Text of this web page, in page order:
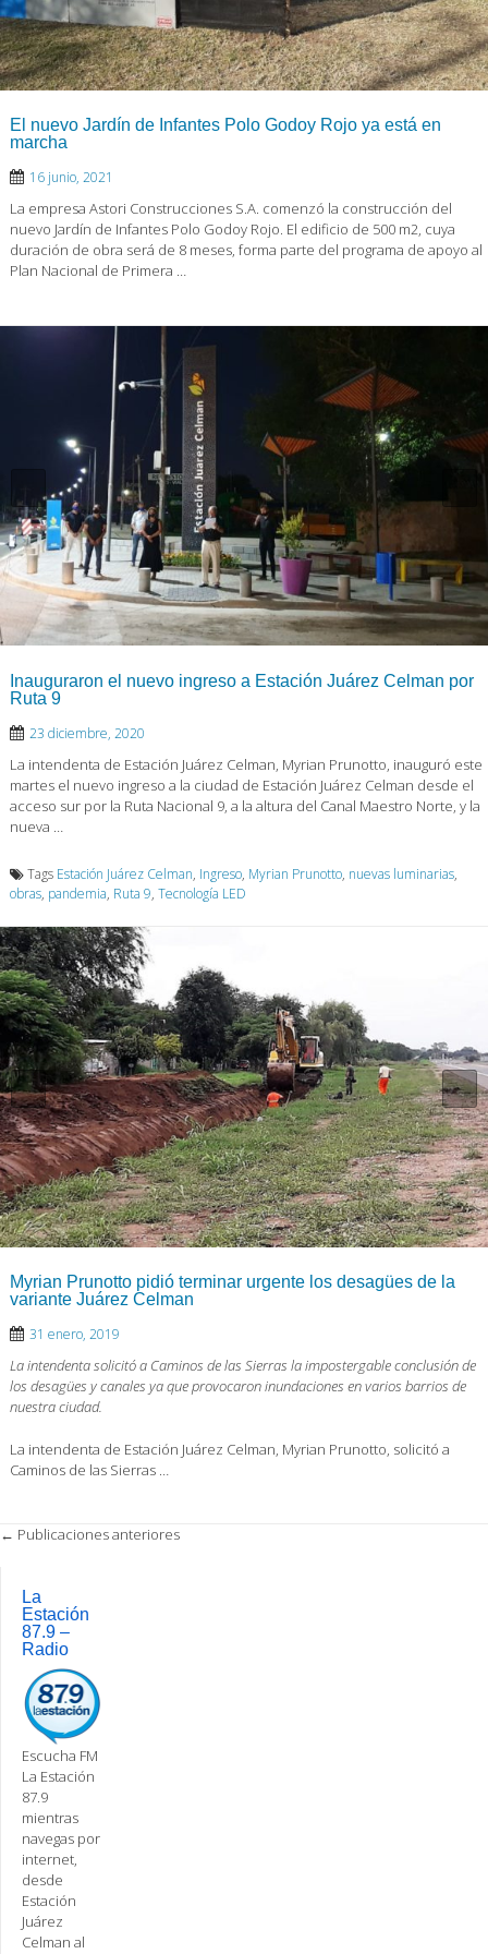
El nuevo Jardín de Infantes Polo Godoy Rojo ya está en
marcha
16 junio, 2021
La empresa Astori Construcciones S.A. comenzó la construcción del
nuevo Jardín de Infantes Polo Godoy Rojo. El edificio de 500 m2, cuya
duración de obra será de 8 meses, forma parte del programa de apoyo al
Plan Nacional de Primera …
Inauguraron el nuevo ingreso a Estación Juárez Celman por
Ruta 9
23 diciembre, 2020
La intendenta de Estación Juárez Celman, Myrian Prunotto, inauguró este
martes el nuevo ingreso a la ciudad de Estación Juárez Celman desde el
acceso sur por la Ruta Nacional 9, a la altura del Canal Maestro Norte, y la
nueva …
Tags Estación Juárez Celman, Ingreso, Myrian Prunotto, nuevas luminarias,
obras, pandemia, Ruta 9, Tecnología LED
Myrian Prunotto pidió terminar urgente los desagües de la
variante Juárez Celman
31 enero, 2019
La intendenta solicitó a Caminos de las Sierras la impostergable conclusión de
los desagües y canales ya que provocaron inundaciones en varios barrios de
nuestra ciudad.
La intendenta de Estación Juárez Celman, Myrian Prunotto, solicitó a
Caminos de las Sierras …
Post
← Publicaciones anteriores
La
Estación
87.9 –
Radio
Escucha FM
La Estación
87.9
mientras
navegas por
internet,
desde
Estación
Juárez
Celman al